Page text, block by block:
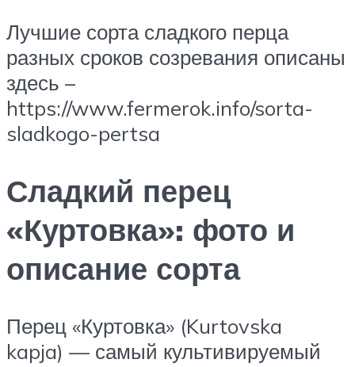
Лучшие сорта сладкого перца
разных сроков созревания описаны
здесь –
https://www.fermerok.info/sorta-
sladkogo-pertsa
Сладкий перец
«Куртовка»: фото и
описание сорта
Перец «Куртовка» (Kurtovska
kapja) — самый культивируемый